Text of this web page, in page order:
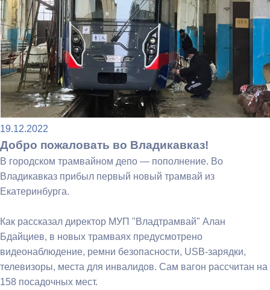
19.12.2022
Добро пожаловать во Владикавказ!
В городском трамвайном депо — пополнение. Во
Владикавказ прибыл первый новый трамвай из
Екатеринбурга.
Как рассказал директор МУП "Владтрамвай" Алан
Бдайциев, в новых трамваях предусмотрено
видеонаблюдение, ремни безопасности, USB-зарядки,
телевизоры, места для инвалидов. Сам вагон рассчитан на
158 посадочных мест.